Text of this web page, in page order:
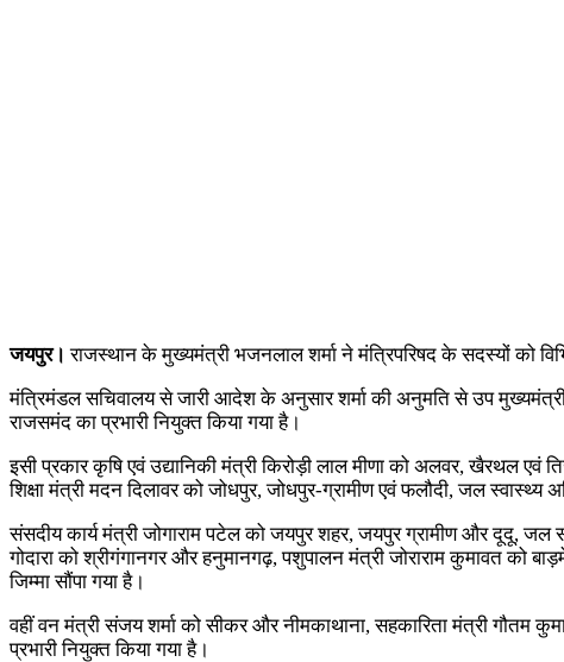
जयपुर। राजस्थान के मुख्यमंत्री भजनलाल शर्मा ने मंत्रिपरिषद के सदस्यों को
मंत्रिमंडल सचिवालय से जारी आदेश के अनुसार शर्मा की अनुमति से उप मुख्यमंत्री
राजसमंद का प्रभारी नियुक्त किया गया है।
इसी प्रकार कृषि एवं उद्यानिकी मंत्री किरोड़ी लाल मीणा को अलवर, खैरथल एवं
शिक्षा मंत्री मदन दिलावर को जोधपुर, जोधपुर-ग्रामीण एवं फलौदी, जल स्वास्थ्य
संसदीय कार्य मंत्री जोगाराम पटेल को जयपुर शहर, जयपुर ग्रामीण और दूदू, जल
गोदारा को श्रीगंगानगर और हनुमानगढ़, पशुपालन मंत्री जोराराम कुमावत को
जिम्मा सौंपा गया है।
वहीं वन मंत्री संजय शर्मा को सीकर और नीमकाथाना, सहकारिता मंत्री गौतम
प्रभारी नियुक्त किया गया है।